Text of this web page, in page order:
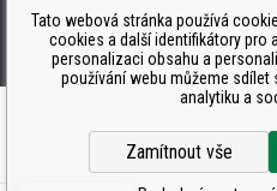
Tvorbu webové stránky
Tato webová stránka používá
cookies a další identifikátory pro
personalizaci obsahu a
používání webu můžeme sdílet
analytiku a
Zamítnout vše